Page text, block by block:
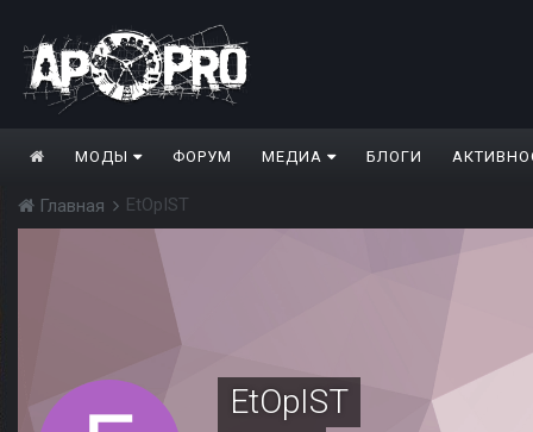
МОДЫ ФОРУМ МЕДИА БЛОГИ
Главная EtOpIST
EtOpIST